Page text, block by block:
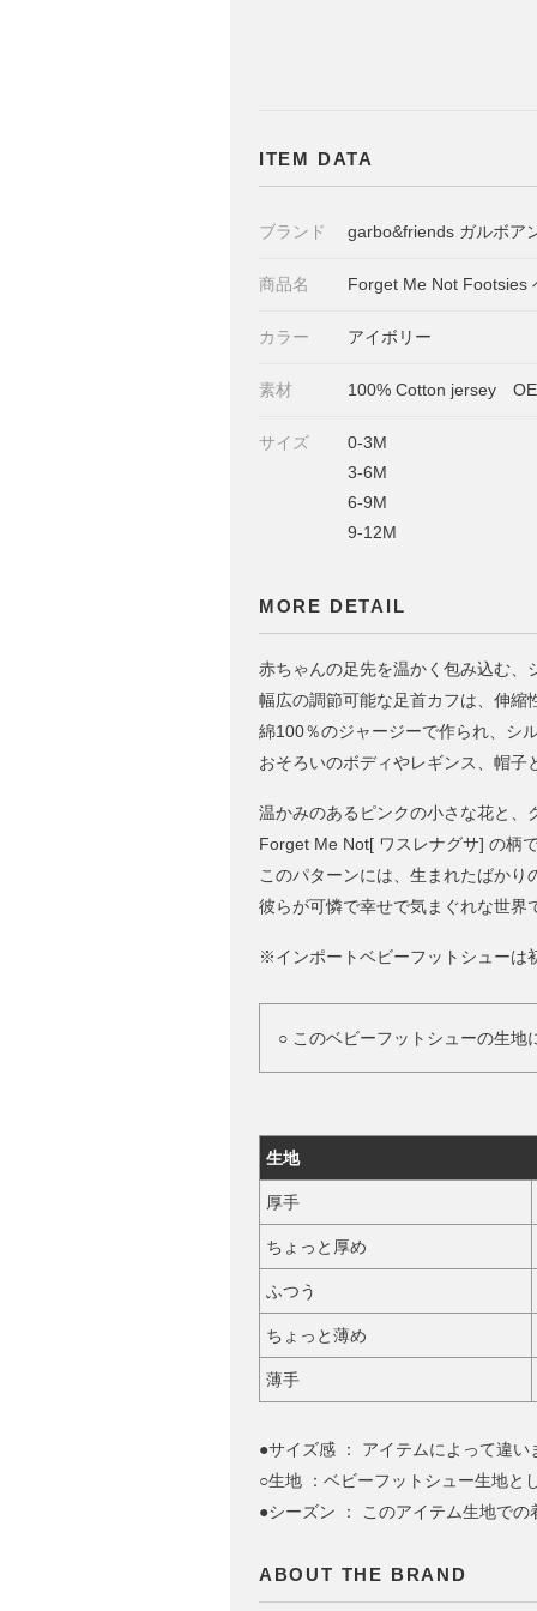
ITEM DATA
ブランド garbo&friends ガルボア
商品名 Forget Me Not Footsies
カラー アイボリー
素材 100% Cotton jersey
サイズ
0-3M
3-6M
6-9M
9-12M
MORE DETAIL
赤ちゃんの足先を温かく包み込む、
幅広の調節可能な足首カフは、伸縮
綿100％のジャージーで作られ、シ
おそろいのボディやレギンス、帽
温かみのあるピンクの小さな花と、
Forget Me Not[ ワスレナグサ] の柄
このパターンには、生まれたばか
彼らが可憐で幸せで気まぐれな世界
※インポートベビーフットシューは
○ このベビーフットシューの生地
生地
厚手
ちょっと厚め
ふつう
ちょっと薄め
薄手
●サイズ感 ： アイテムによって違
○生地 ：ベビーフットシュー生地と
●シーズン ： このアイテム生地で
ABOUT THE BRAND